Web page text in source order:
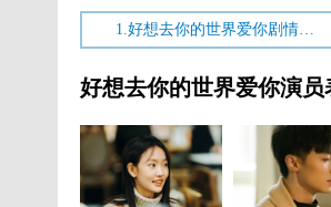
1.好想去你的世界爱你剧情介绍
好想去你的世界爱你演员